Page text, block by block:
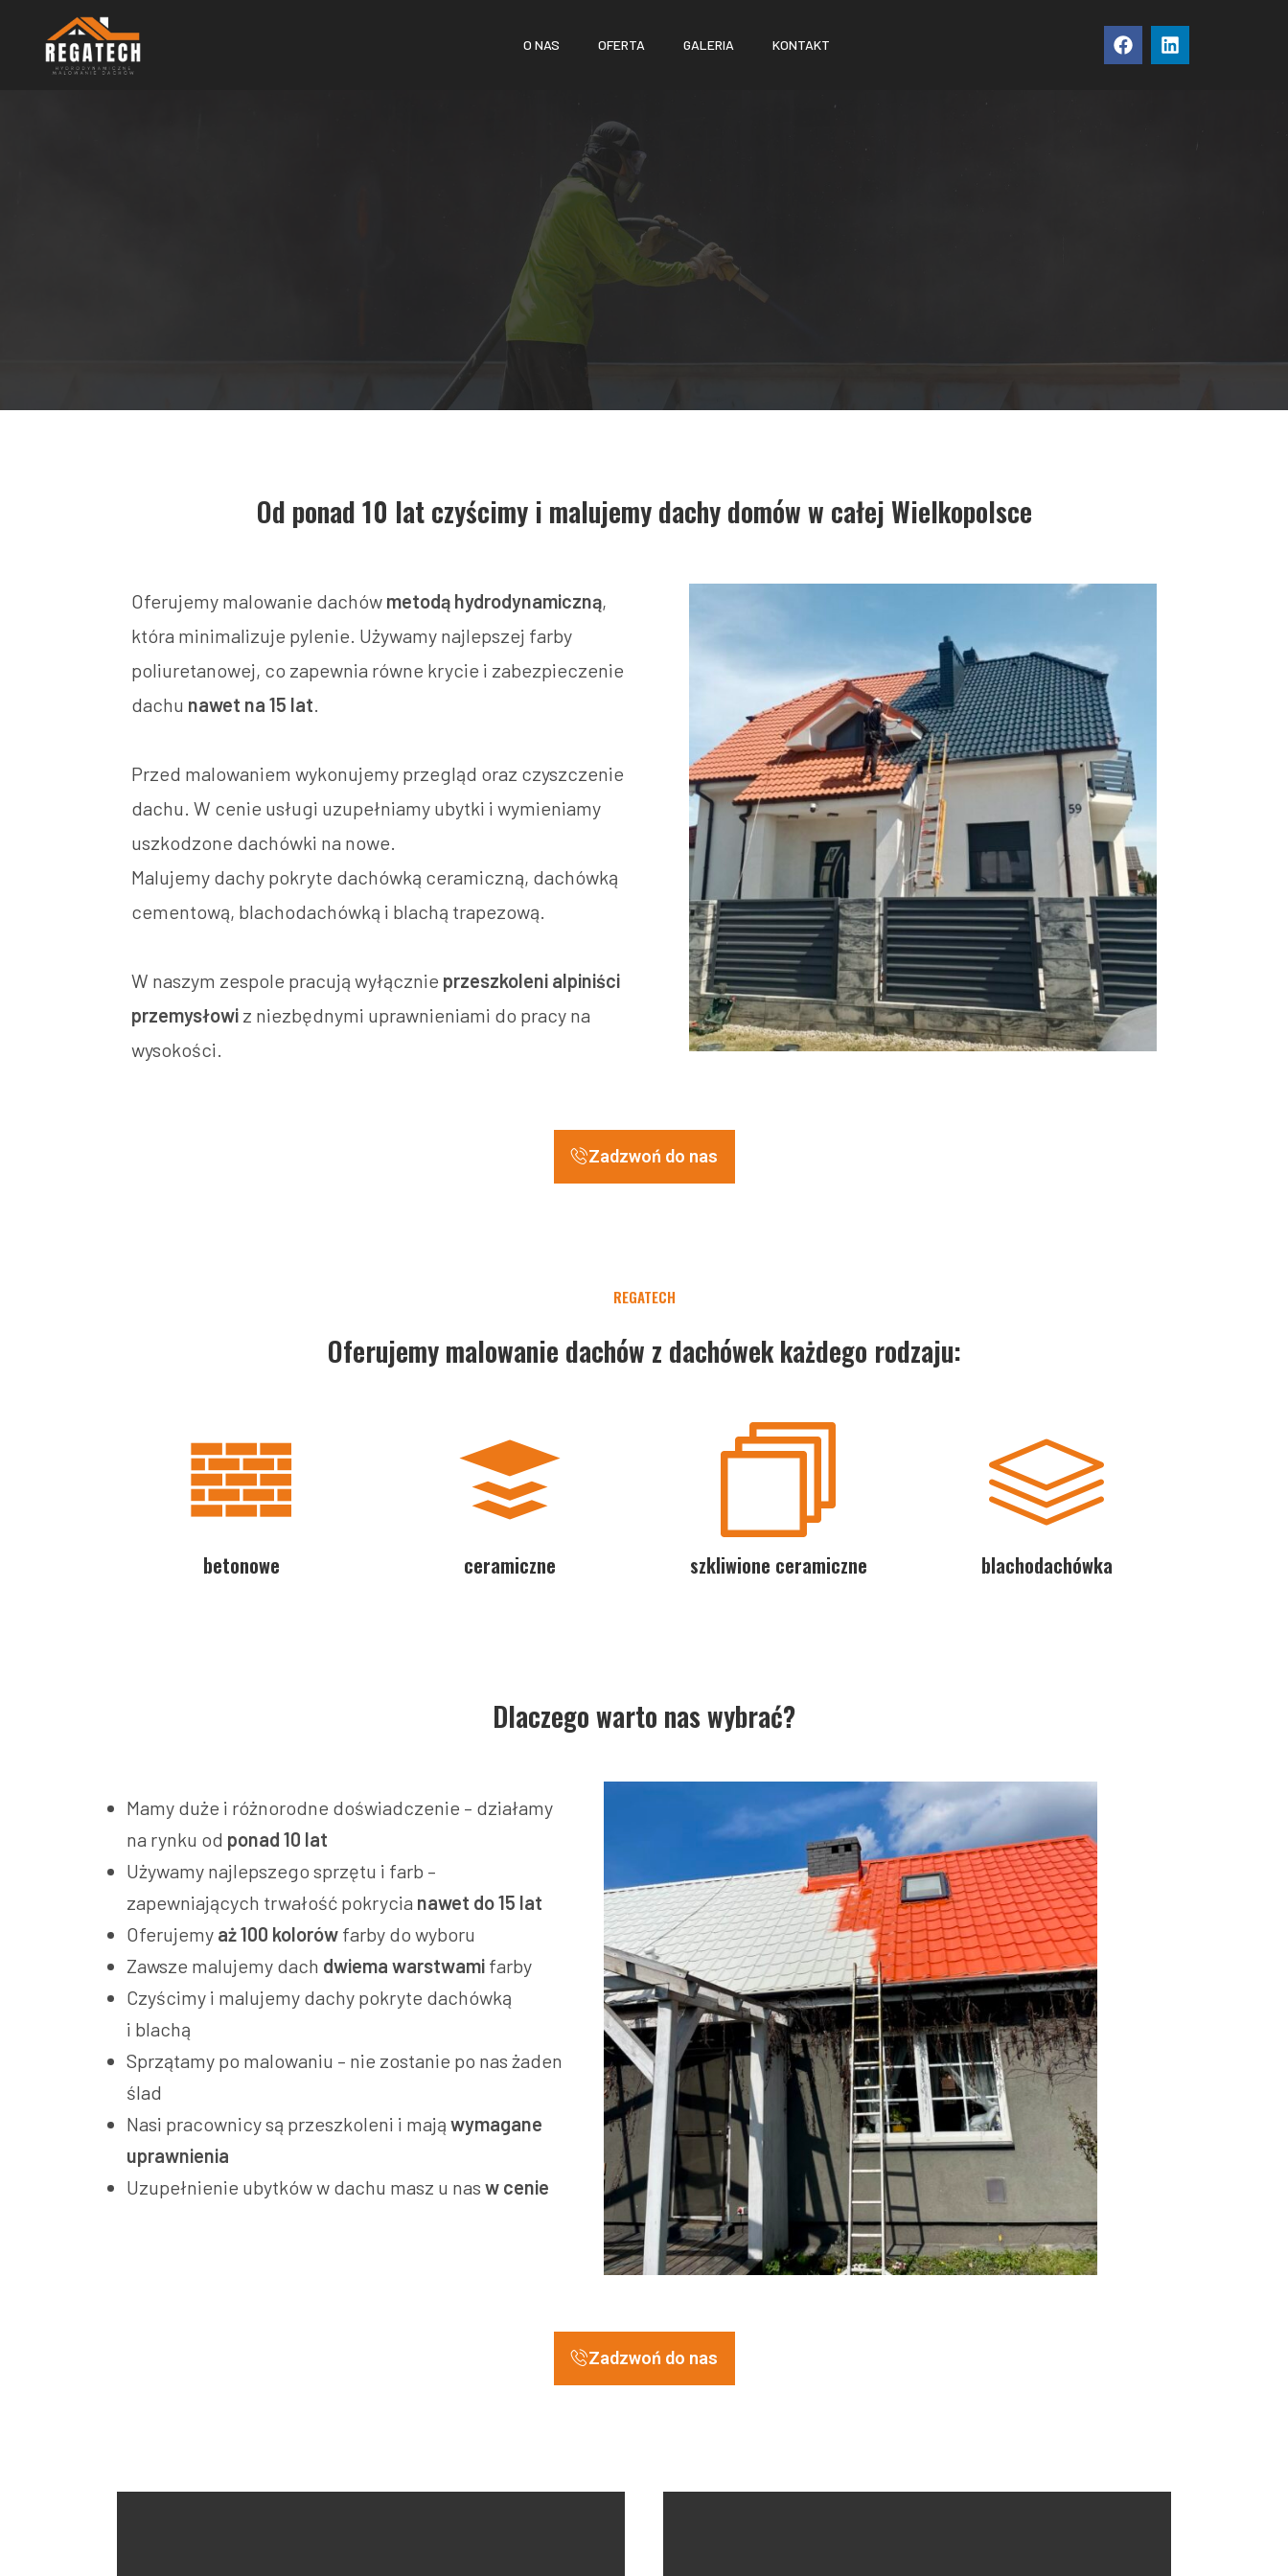
O NAS OFERTA GALERIA KONTAKT
Od ponad 10 lat czyścimy i malujemy dachy domów w całej Wielkopolsce
Oferujemy malowanie dachów metodą hydrodynamiczną,
która minimalizuje pylenie. Używamy najlepszej farby
poliuretanowej, co zapewnia równe krycie i zabezpieczenie
dachu nawet na 15 lat.
Przed malowaniem wykonujemy przegląd oraz czyszczenie
dachu. W cenie usługi uzupełniamy ubytki i wymieniamy
uszkodzone dachówki na nowe.
Malujemy dachy pokryte dachówką ceramiczną, dachówką
cementową, blachodachówką i blachą trapezową.
W naszym zespole pracują wyłącznie przeszkoleni alpiniści
przemysłowi z niezbędnymi uprawnieniami do pracy na
wysokości.
Zadzwoń do nas
REGATECH
Oferujemy malowanie dachów z dachówek każdego rodzaju:
betonowe ceramiczne szkliwione ceramiczne blachodachówka
Dlaczego warto nas wybrać?
Mamy duże i różnorodne doświadczenie – działamy
na rynku od ponad 10 lat
Używamy najlepszego sprzętu i farb –
zapewniających trwałość pokrycia nawet do 15 lat
Oferujemy aż 100 kolorów farby do wyboru
Zawsze malujemy dach dwiema warstwami farby
Czyścimy i malujemy dachy pokryte dachówką
i blachą
Sprzątamy po malowaniu – nie zostanie po nas żaden
ślad
Nasi pracownicy są przeszkoleni i mają wymagane
uprawnienia
Uzupełnienie ubytków w dachu masz u nas w cenie
Zadzwoń do nas